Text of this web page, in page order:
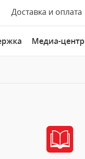
Доставка и оплата
Медиа-центр